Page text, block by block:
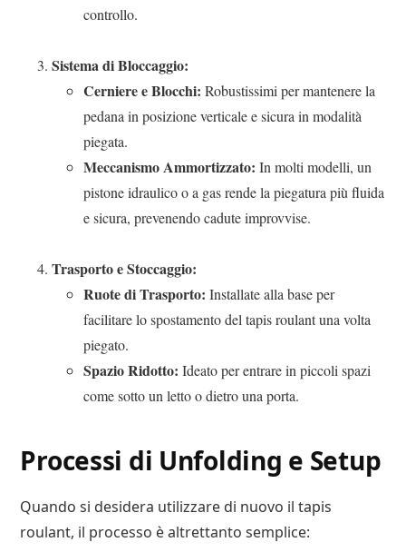
controllo.
Sistema di Bloccaggio:
Cerniere e Blocchi: Robustissimi per mantenere la
pedana in posizione verticale e sicura in modalità
piegata.
Meccanismo Ammortizzato: In molti modelli, un
pistone idraulico o a gas rende la piegatura più fluida
e sicura, prevenendo cadute improvvise.
Trasporto e Stoccaggio:
Ruote di Trasporto: Installate alla base per
facilitare lo spostamento del tapis roulant una volta
piegato.
Spazio Ridotto: Ideato per entrare in piccoli spazi
come sotto un letto o dietro una porta.
Processi di Unfolding e Setup
Quando si desidera utilizzare di nuovo il tapis
roulant, il processo è altrettanto semplice: